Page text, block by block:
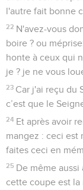
l'autre fait bonne
22 N'avez-vous
boire ? ou
honte à ceux qui
je ? je ne vous
23 Car j'ai reçu du
c’est que le
24 Et après avoir
mangez : ceci est
faites ceci en
25 De même
cette coupe est la